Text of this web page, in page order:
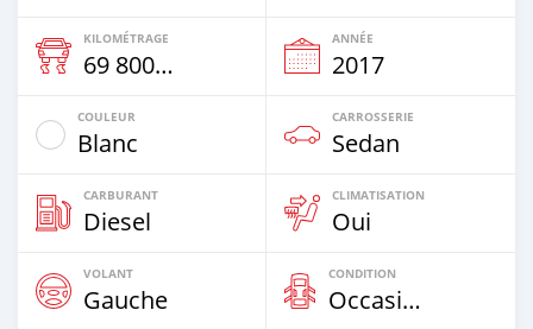
KILOMÉTRAGE
69 800 Km
ANNÉE
2017
COULEUR
Blanc
CARROSSERIE
Sedan
CARBURANT
Diesel
CLIMATISATION
Oui
VOLANT
Gauche
CONDITION
Occasion